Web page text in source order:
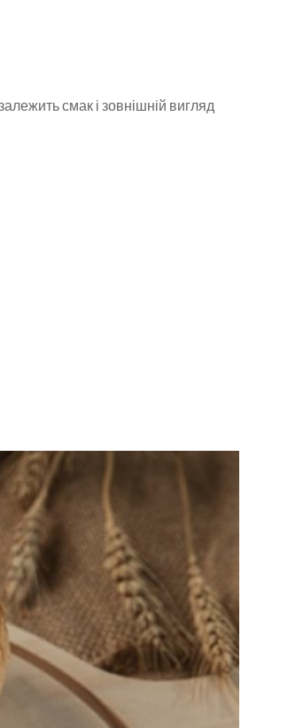
смак і зовнішній вигляд